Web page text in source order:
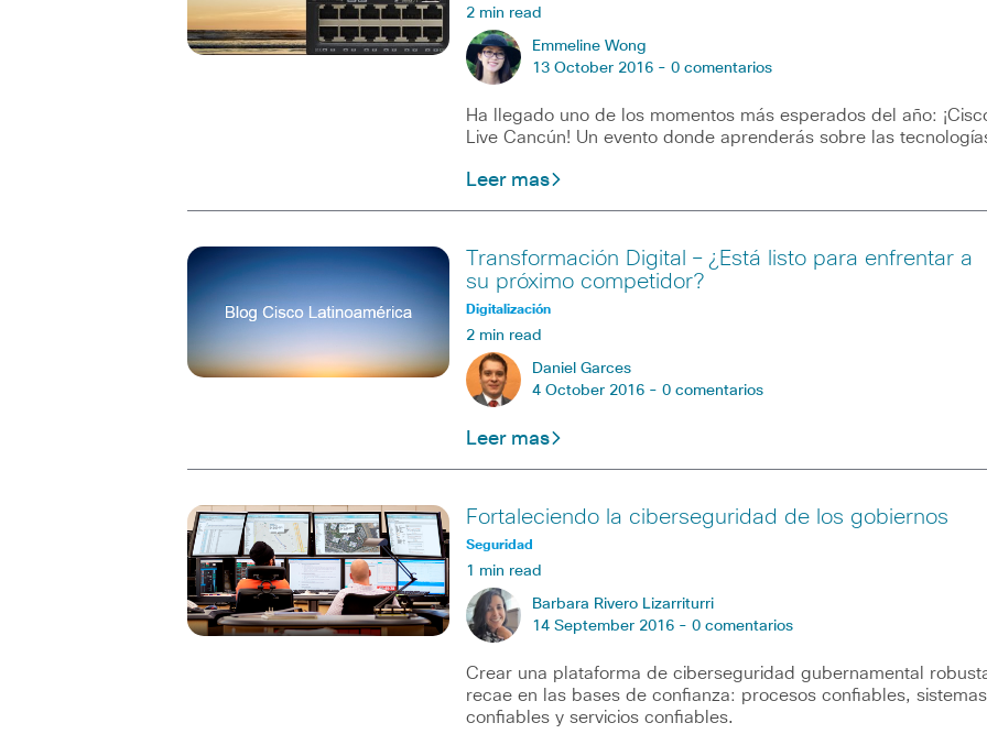
2 min read
Emmeline Wong
13 October 2016 - 0 comentarios
Ha llegado uno de los momentos más esperados del año:
Live Cancún! Un evento donde aprenderás sobre las
Leer mas
Transformación Digital – ¿Está listo para enfrentar a
su próximo competidor?
Digitalización
2 min read
Daniel Garces
4 October 2016 - 0 comentarios
Leer mas
Fortaleciendo la ciberseguridad de los gobiernos
Seguridad
1 min read
Barbara Rivero Lizarriturri
14 September 2016 - 0 comentarios
Crear una plataforma de ciberseguridad gubernamental
recae en las bases de confianza: procesos confiables, sistemas
confiables y servicios confiables.